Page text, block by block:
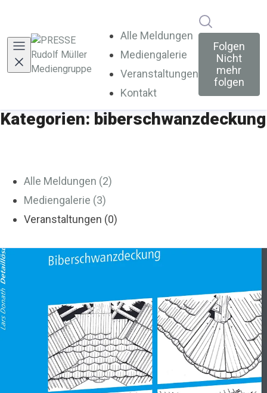
Alle Meldungen
Mediengalerie
Veranstaltungen
Kontakt
Folgen
Nicht
mehr
folgen
Kategorien: biberschwanzdeckung
Alle Meldungen (2)
Mediengalerie (3)
Veranstaltungen (0)